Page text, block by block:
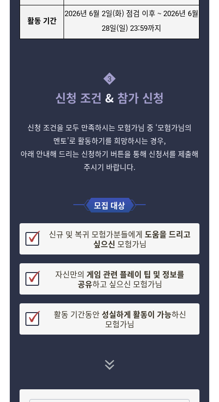
활동 기간
2026년 6월 2일(화) 점검 이후 ~ 2026년 6월
28일(일) 23:59까지
3
신청 조건 & 참가 신청
신청 조건을 모두 만족하시는 모험가님 중 ‘모험가님의
멘토’로 활동하기를 희망하시는 경우,
아래 안내해 드리는 신청하기 버튼을 통해 신청서를 제출해
주시기 바랍니다.
모집 대상
신규 및 복귀 모험가분들에게 도움을 드리고
싶으신 모험가님
자신만의 게임 관련 플레이 팁 및 정보를
공유하고 싶으신 모험가님
활동 기간동안 성실하게 활동이 가능하신
모험가님